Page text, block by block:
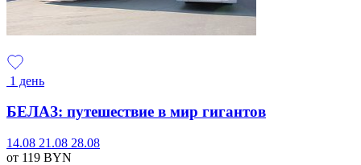
1 день
БЕЛАЗ: путешествие в мир гигантов
14.08 21.08 28.08
от 119 BYN